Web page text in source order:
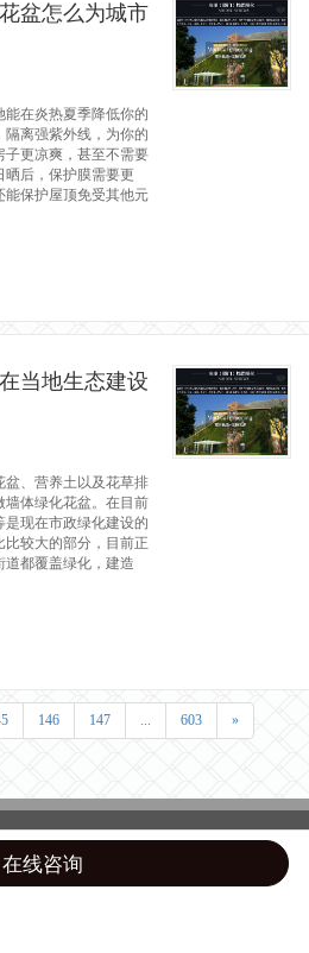
盆怎么为城市
在炎热夏季降低你的
隔离强紫外线，为你的
子更凉爽，甚至不需要
后，保护膜需要更
能保护屋顶免受其他元
当地生态建设
、营养土以及花草排
墙体绿化花盆。在目前
现在市政绿化建设的
较大的部分，目前正
都覆盖绿化，建造
146 147 ... 603 »
Top
在线咨询